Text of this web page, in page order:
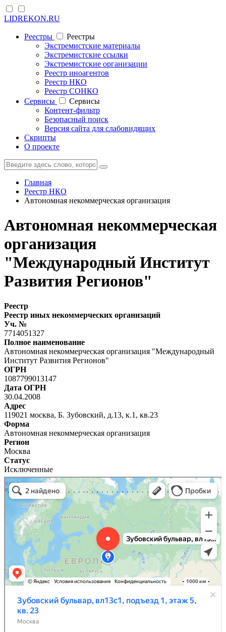
LIDREKON.RU
Реестры
Реестры
Экстремистские материалы
Экстремистские ссылки
Экстремистские организации
Реестр иноагентов
Реестр НКО
Реестр СОНКО
Cервисы
Cервисы
Контент-фильтр
Безопасный поиск
Версия сайта для слабовидящих
Скрипты
О проекте
Главная
Реестр НКО
Автономная некоммерческая организация
Автономная некоммерческая
организация
"Международный Институт
Развития Регионов"
Реестр
Реестр иных некоммерческих организаций
Уч. №
7714051327
Полное наименование
Автономная некоммерческая организация "Международный
Институт Развития Регионов"
ОГРН
1087799013147
Дата ОГРН
30.04.2008
Адрес
119021 москва, Б. Зубовский, д.13, к.1, кв.23
Форма
Автономная некоммерческая организация
Регион
Москва
Статус
Исключенные